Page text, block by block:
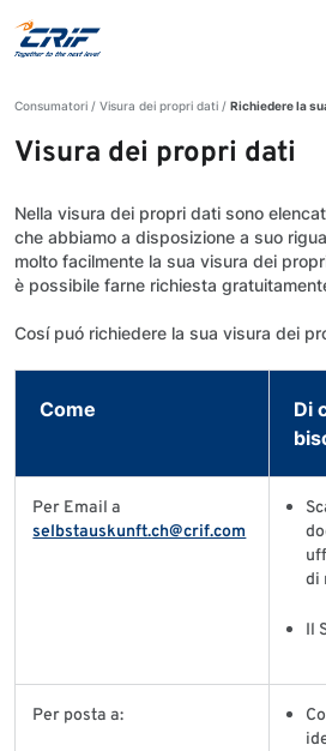
Consumatori Visura dei propri dati Richiedere la
Visura dei propri dati
Nella visura dei propri dati sono
che abbiamo a disposizione a suo
molto facilmente la sua visura dei
è possibile farne richiesta
Cosí puó richiedere la sua visura dei
Come
Di
Per Email a
selbstauskunft.ch@crif.com
di
Il
Per posta a: